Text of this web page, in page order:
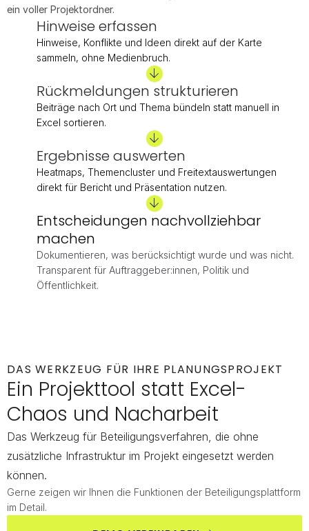
ein voller Projektordner.
Hinweise erfassen
Hinweise, Konflikte und Ideen direkt auf der Karte
sammeln, ohne Medienbruch.
Rückmeldungen strukturieren
Beiträge nach Ort und Thema bündeln statt manuell in
Excel sortieren.
Ergebnisse auswerten
Heatmaps, Themencluster und Freitextauswertungen
direkt für Bericht und Präsentation nutzen.
Entscheidungen nachvollziehbar
machen
Dokumentieren, was berücksichtigt wurde und was nicht.
Transparent für Auftraggeber:innen, Politik und
Öffentlichkeit.
DAS WERKZEUG FÜR IHRE PLANUNGSPROJEKT
Ein Projekttool statt Excel-
Chaos und Nacharbeit
Das Werkzeug für Beteiligungsverfahren, die ohne
zusätzliche Infrastruktur im Projekt eingesetzt werden
können.
Gerne zeigen wir Ihnen die Funktionen der Beteiligungsplattform
im Detail.